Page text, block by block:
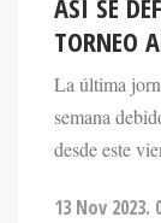
ASÍ SE
TORNEO
La última
semana
desde este
13 Nov 2023.